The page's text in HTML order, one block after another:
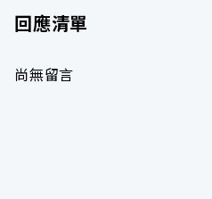
回應清單
尚無留言